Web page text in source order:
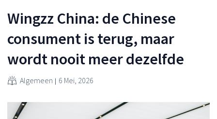
Wingzz China: de Chinese
consument is terug, maar
wordt nooit meer dezelfde
Algemeen 6 Mei, 2026